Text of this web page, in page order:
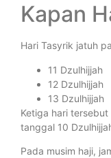
Kapan
Hari Tasyrik jatuh
11 Dzulhijjah
12 Dzulhijjah
13 Dzulhijjah
Ketiga hari
tanggal 10
Pada musim haji,